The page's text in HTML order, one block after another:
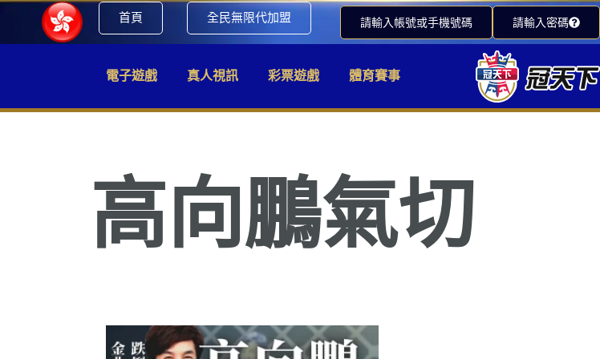
首頁 全民無限代加盟 請輸入帳號或手機號碼 請輸入密碼
電子遊戲 真人視訊 彩票遊戲 體育賽事
高向鵬氣切